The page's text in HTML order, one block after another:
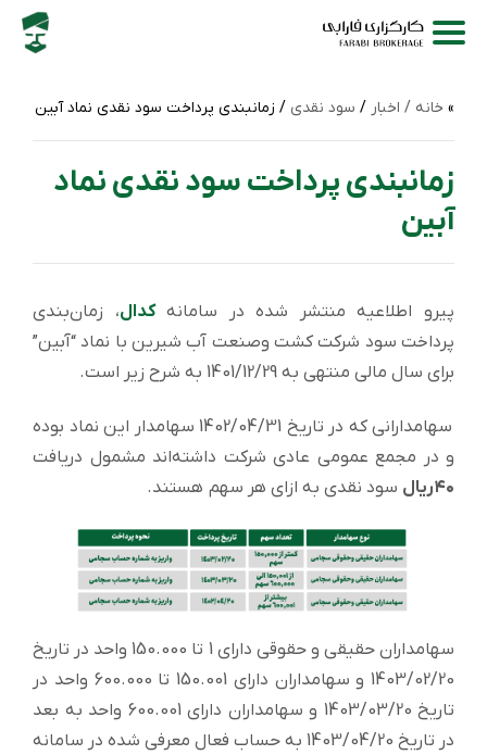
خانه / اخبار / سود نقدی / زمانبندی پرداخت سود نقدی نماد آبین
زمانبندی پرداخت سود نقدی نماد
آبین
پیرو اطلاعیه منتشر شده در سامانه کدال، زمان‌بندی
پرداخت سود شركت کشت وصنعت آب شیرین با نماد “آبین”
برای سال مالی منتهی به 1401/12/29 به شرح زیر است.
سهامدارانی که در تاریخ 1402/04/31 سهامدار این نماد بوده
و در مجمع عمومی عادی شرکت داشته‌اند مشمول دریافت
۴۰ریال
سود نقدی به ازای هر سهم هستند.
سهامداران حقیقی و حقوقی دارای 1 تا 150.000 واحد در تاریخ
1403/02/20 و سهامداران دارای 150.001 تا 600.000 واحد در
تاریخ 1403/03/20 و سهامداران دارای 600.001 واحد به بعد
در تاریخ 1403/04/20 به حساب فعال معرفی شده در سامانه